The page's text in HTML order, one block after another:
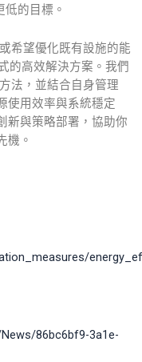
低的目標。
希望優化既有設施的能
的高效解決方案。我們
法 ，並結合自身管理
使用效率與系統穩定
新與策略部署，協助你
機。
86bc6bf9-3a1e-